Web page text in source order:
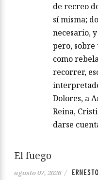
de recreo
sí misma;
necesario,
pero,
como
recorrer,
Dolores, a
Reina,
darse
El fuego
agosto 07, 2026 /